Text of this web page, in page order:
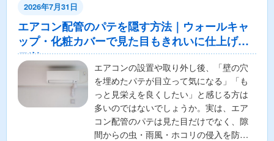
2026年7月31日
エアコン配管のパテを隠す方法｜ウォールキャ
ップ・化粧カバーで見た目もきれいに仕上げる
コツ
エアコンの設置や取り外し後、「壁の穴
を埋めたパテが目立って気になる」「も
っと見栄えを良くしたい」と感じる方は
多いのではないでしょうか。実は、エア
コン配管のパテは見た目だけでなく、隙
間からの虫・雨風・ホコリの侵入を防ぐ